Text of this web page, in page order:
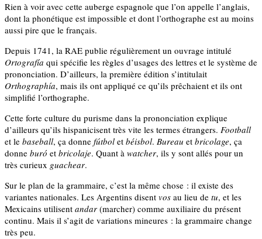
Rien à voir avec cette auberge espagnole que l’on appelle l’anglais,
dont la phonétique est impossible et dont l’orthographe est au moins
aussi pire que le français.
Depuis 1741, la RAE publie régulièrement un ouvrage intitulé
Ortografía qui spécifie les règles d’usages des lettres et le système de
prononciation. D’ailleurs, la première édition s’intitulait
Orthographía, mais ils ont appliqué ce qu’ils prêchaient et ils ont
simplifié l’orthographe.
Cette forte culture du purisme dans la prononciation explique
d’ailleurs qu’ils hispanicisent très vite les termes étrangers. Football
et le baseball, ça donne fútbol et béisbol. Bureau et bricolage, ça
donne buró et bricolaje. Quant à watcher, ils y sont allés pour un
très curieux guachear.
Sur le plan de la grammaire, c’est la même chose : il existe des
variantes nationales. Les Argentins disent vos au lieu de tu, et les
Mexicains utilisent andar (marcher) comme auxiliaire du présent
continu. Mais il s’agit de variations mineures : la grammaire change
très peu.